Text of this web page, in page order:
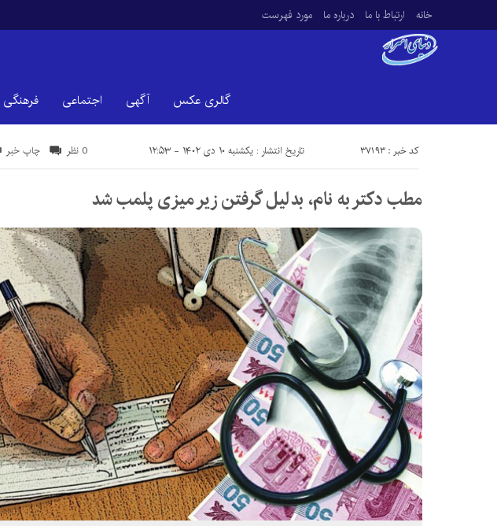
خانه ارتباط با ما درباره ما مورد فهرست
گالری عکس آگهی اجتماعی
تاریخ انتشار : یکشنبه ۱۰ دی ۱۴۰۲ - ۱۲:۵۳ کد خبر : 37193 چاپ خبر 0 نظر
مطب دکتر به نام، بدلیل گرفتن زیر میزی پلمب شد